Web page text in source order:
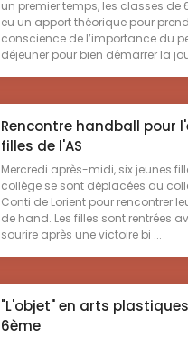
un premier temps, les classes de
eu un apport théorique pour
conscience de l’importance du
déjeuner pour bien démarrer la
Rencontre handball pour
filles de l'AS
Mercredi après-midi, six jeunes
collège se sont déplacées au
Conti de Lorient pour rencontrer
de hand. Les filles sont rentrées
sourire après une victoire bi ...
"L'objet" en arts
6ème